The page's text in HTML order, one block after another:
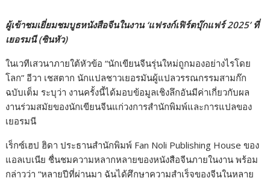
ผู้เข้าชมเยี่ยมชมบูธหนังสือจีนในงาน ‘แฟรงก์เฟิร์ตบุ๊กแฟร์ 2025’ ที่
เยอรมนี (ซินหัว)
ในเวทีเสวนาภายใต้หัวข้อ “นักเขียนจีนรุ่นใหม่ถูกมองอย่างไรโดย
โลก” อีวา เชสตาก นักแปลชาวเยอรมันผู้แปลวรรณกรรมสามก๊ก
ฉบับเต็ม ระบุว่า งานครั้งนี้ได้มอบข้อมูลเชิงลึกอันมีค่าเกี่ยวกับผล
งานร่วมสมัยของนักเขียนจีนแก่วงการสำนักพิมพ์และการแปลของ
เยอรมนี
เร็กซ์เฮป ฮิดา ประธานสำนักพิมพ์ Fan Noli Publishing House ของ
แอลเบเนีย ชื่นชมความหลากหลายของหนังสือจีนภายในงาน พร้อม
กล่าวว่า “หลายปีที่ผ่านมา ฉันได้ศึกษาความสำเร็จของจีนในหลาย